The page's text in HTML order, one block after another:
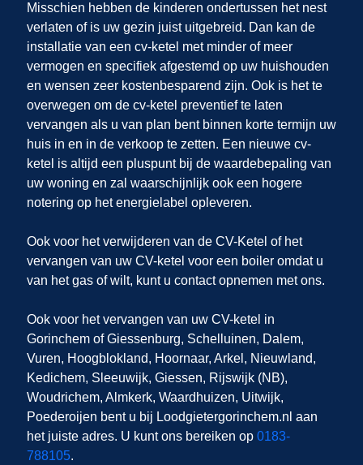
Misschien hebben de kinderen ondertussen het nest
verlaten of is uw gezin juist uitgebreid. Dan kan de
installatie van een cv-ketel met minder of meer
vermogen en specifiek afgestemd op uw huishouden
en wensen zeer kostenbesparend zijn. Ook is het te
overwegen om de cv-ketel preventief te laten
vervangen als u van plan bent binnen korte termijn uw
huis in en in de verkoop te zetten. Een nieuwe cv-
ketel is altijd een pluspunt bij de waardebepaling van
uw woning en zal waarschijnlijk ook een hogere
notering op het energielabel opleveren.
Ook voor het verwijderen van de CV-Ketel of het
vervangen van uw CV-ketel voor een boiler omdat u
van het gas of wilt, kunt u contact opnemen met ons.
Ook voor het vervangen van uw CV-ketel in
Gorinchem of Giessenburg, Schelluinen, Dalem,
Vuren, Hoogblokland, Hoornaar, Arkel, Nieuwland,
Kedichem, Sleeuwijk, Giessen, Rijswijk (NB),
Woudrichem, Almkerk, Waardhuizen, Uitwijk,
Poederoijen bent u bij Loodgietergorinchem.nl aan
het juiste adres. U kunt ons bereiken op 0183-
788105.